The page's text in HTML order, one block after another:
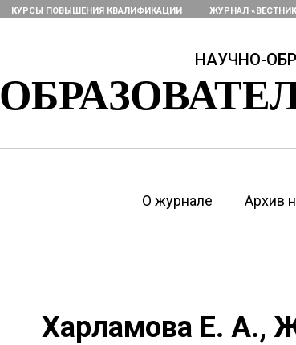
КУРСЫ ПОВЫШЕНИЯ КВАЛИФИКАЦИИ ЖУРНАЛ
НАУЧНО-
О журнале Архив
Харламова Е. А.,